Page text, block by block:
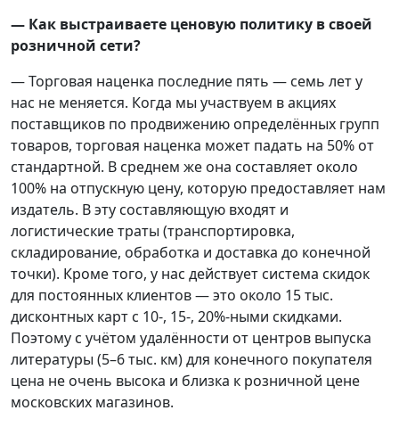
— Как выстраиваете ценовую политику в своей
розничной сети?
— Торговая наценка последние пять — семь лет у
нас не меняется. Когда мы участвуем в акциях
поставщиков по продвижению определённых групп
товаров, торговая наценка может падать на 50% от
стандартной. В среднем же она составляет около
100% на отпускную цену, которую предоставляет нам
издатель. В эту составляющую входят и
логистические траты (транспортировка,
складирование, обработка и доставка до конечной
точки). Кроме того, у нас действует система скидок
для постоянных клиентов — это около 15 тыс.
дисконтных карт с 10-, 15-, 20%-ными скидками.
Поэтому с учётом удалённости от центров выпуска
литературы (5–6 тыс. км) для конечного покупателя
цена не очень высока и близка к розничной цене
московских магазинов.